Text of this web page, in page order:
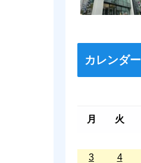
カレンダー
月 火
3
4